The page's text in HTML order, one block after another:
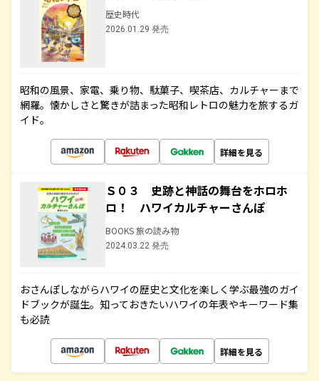
歴史時代
2026.01.29 発売
昭和の風景、家電、乗り物、駄菓子、喫茶店、カルチャーまで
網羅。懐かしさと驚きが詰まった昭和レトロの魅力を旅するガ
イド。
詳細を見る
Ｓ０３ 史跡と神話の舞台をホロホ
ロ！ ハワイカルチャーさんぽ
BOOKS 旅の読み物
2024.03.22 発売
おさんぽしながらハワイの歴史と文化を楽しく学ぶ最強のガイ
ドブックが誕生。知っておきたいハワイの年表やキーワード集
も必読
詳細を見る